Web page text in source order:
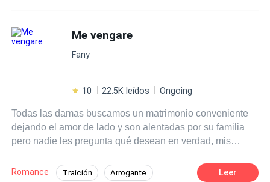
Me vengare
Fany
10 22.5K leídos Ongoing
Todas las damas buscamos un matrimonio conveniente
dejando el amor de lado y son alentadas por su familia
pero nadie les pregunta qué desean en verdad, mis
Romance Traición Arrogante Leer